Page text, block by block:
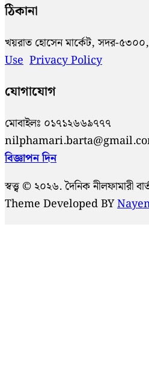
ঠিকানা
খয়রাত হোসেন মার্কেট, সদর-৫৩০০,
Use Privacy Policy
যোগাযোগ
মোবাইলঃ
বিজ্ঞাপন দিন
স্বত্ত্ব © ২০২৬. দৈনিক নীলফামারী
Theme Developed BY